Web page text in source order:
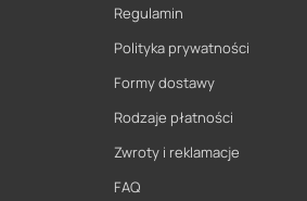
Regulamin
Polityka prywatności
Formy dostawy
Rodzaje płatności
Zwroty i reklamacje
FAQ